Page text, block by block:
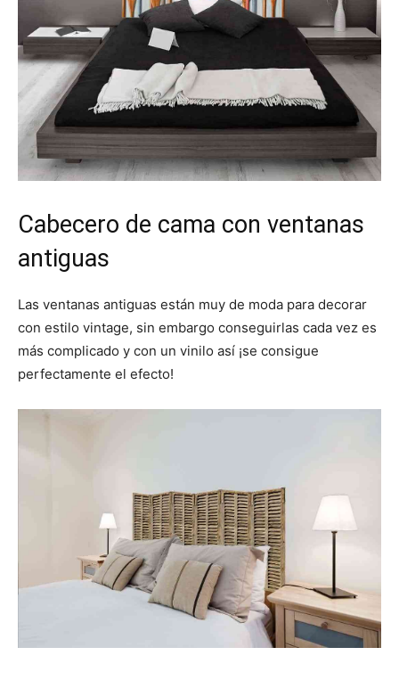
Cabecero de cama con ventanas
antiguas
Las ventanas antiguas están muy de moda para decorar
con estilo vintage, sin embargo conseguirlas cada vez es
más complicado y con un vinilo así ¡se consigue
perfectamente el efecto!